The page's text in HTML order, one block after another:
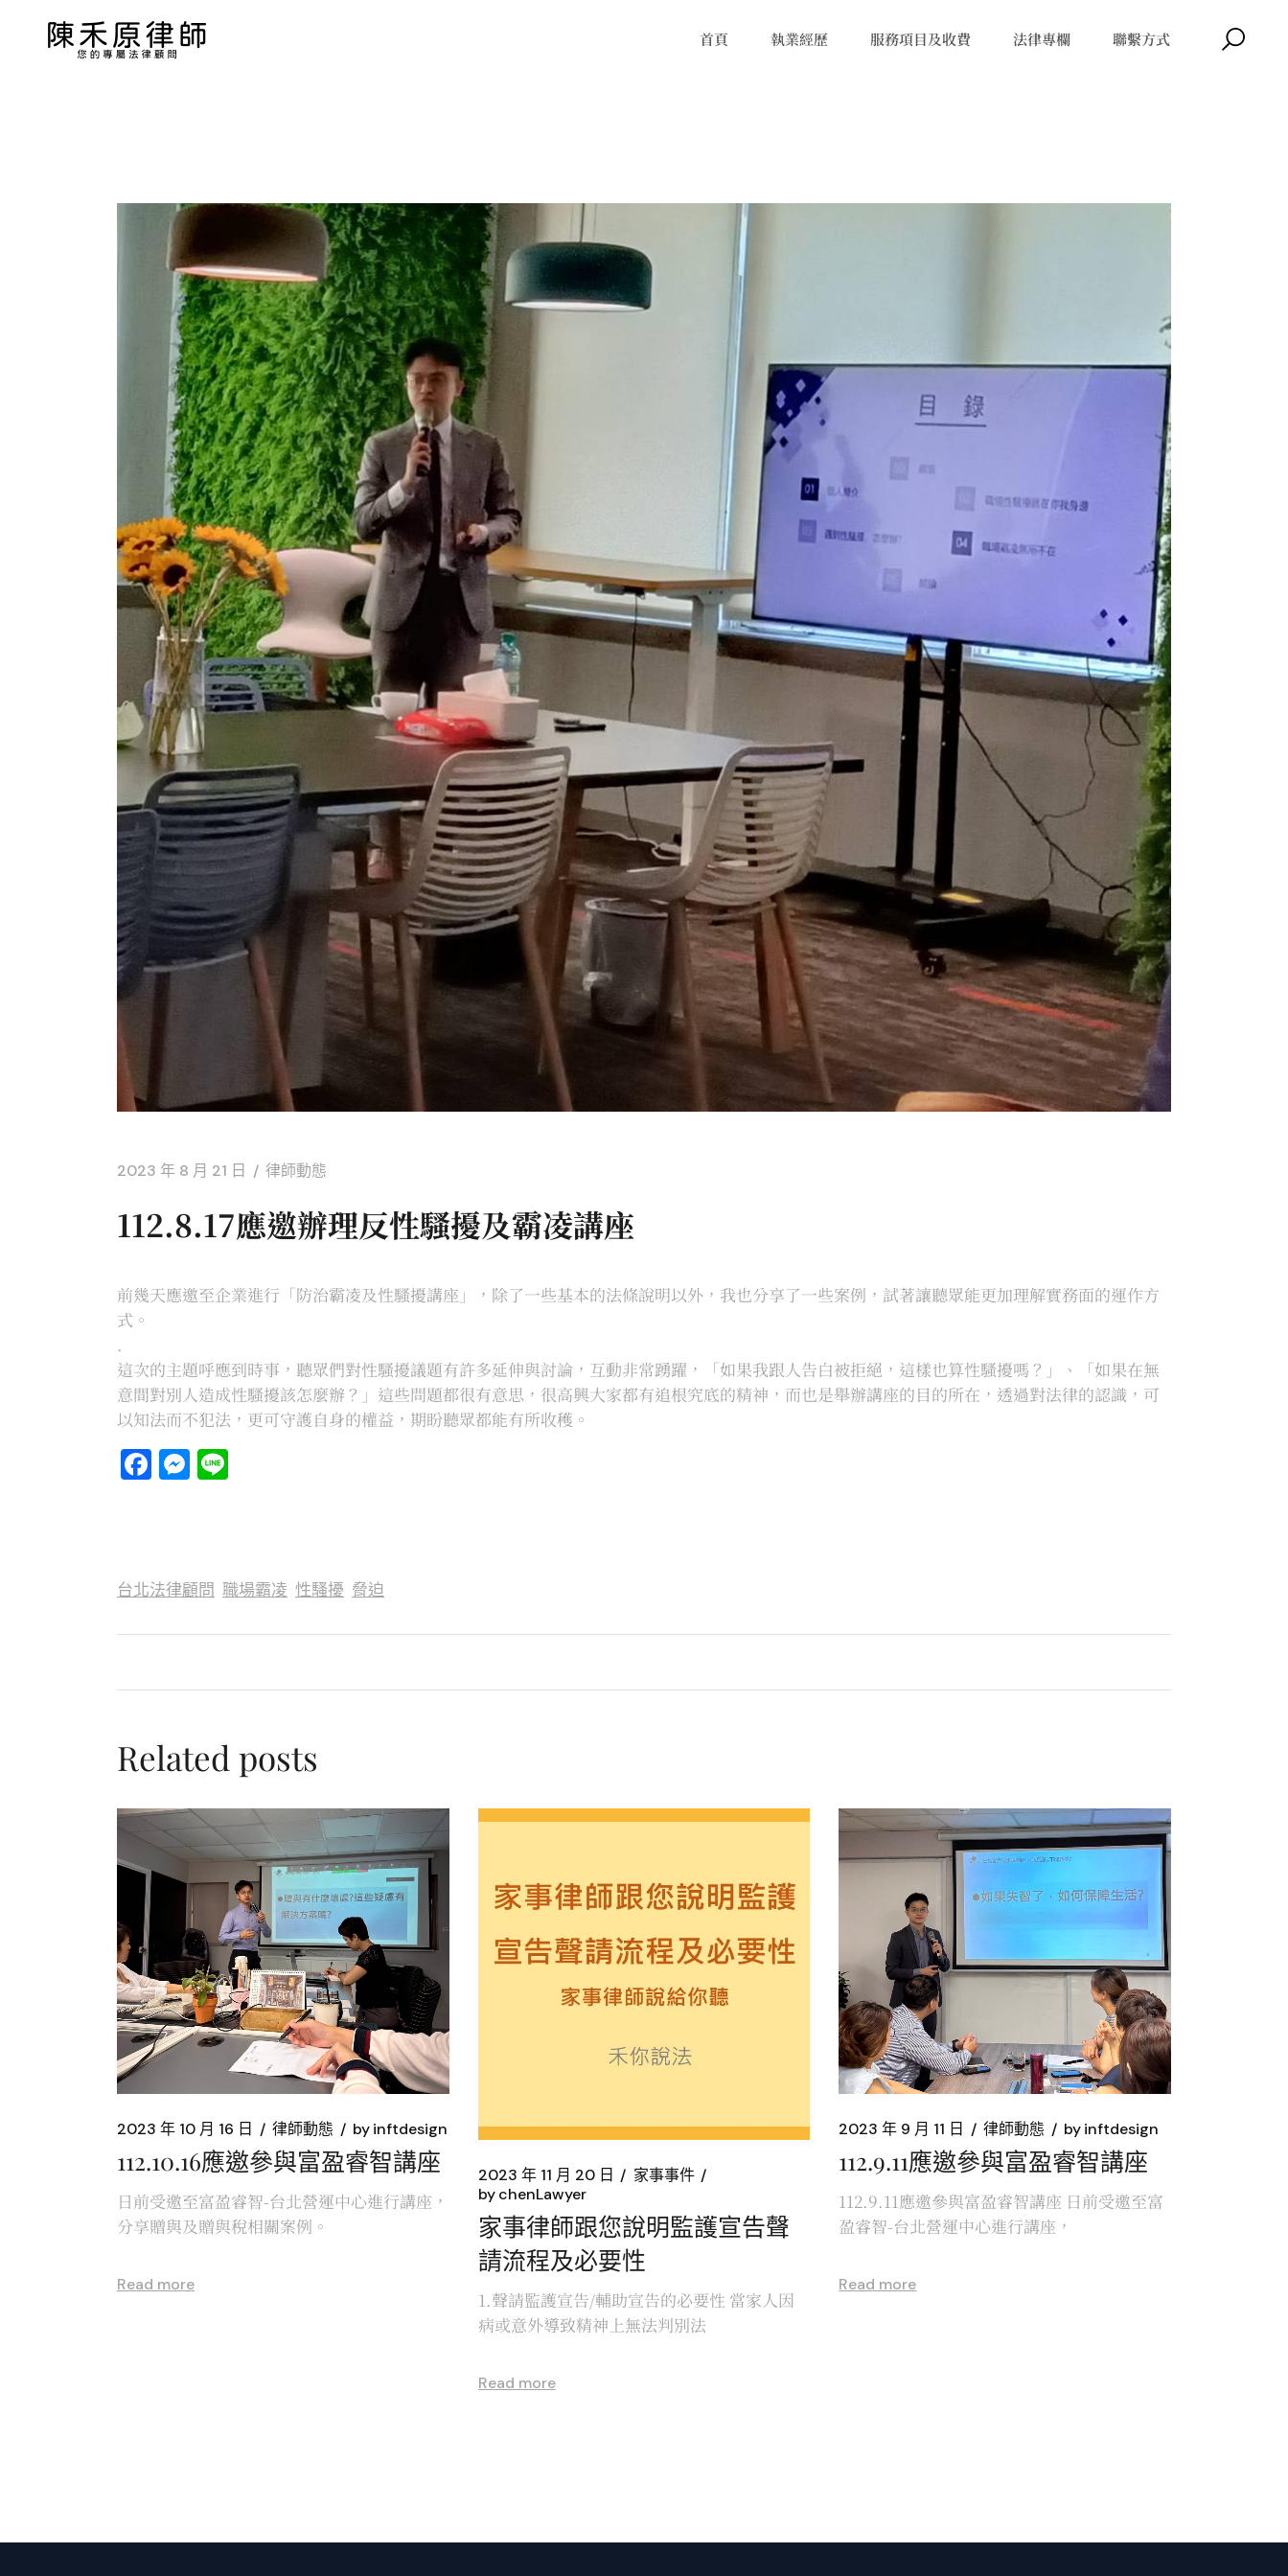
首頁 執業經歷 服務項目及收費 法律專欄 聯繫方式
2023 年 8 月 21 日 律師動態
112.8.17應邀辦理反性騷擾及霸凌講座
前幾天應邀至企業進行「防治霸凌及性騷擾講座」，除了一些基本的法條說明以外，我也分享了一些案例，試著讓聽眾能更加理解實務面的運作方
式。
.
這次的主題呼應到時事，聽眾們對性騷擾議題有許多延伸與討論，互動非常踴躍，「如果我跟人告白被拒絕，這樣也算性騷擾嗎？」、「如果在無
意間對別人造成性騷擾該怎麼辦？」這些問題都很有意思，很高興大家都有追根究底的精神，而也是舉辦講座的目的所在，透過對法律的認識，可
以知法而不犯法，更可守護自身的權益，期盼聽眾都能有所收穫。
Facebook
Messenger
台北法律顧問 職場霸凌 性騷擾 脅迫
Related posts
2023 年 10 月 16 日 律師動態 byinftdesign
112.10.16應邀參與富盈睿智講座
日前受邀至富盈睿智-台北營運中心進行講座，
分享贈與及贈與稅相關案例。
Read more
2023 年 11 月 20 日
家事事件
by chenLawyer
家事律師跟您說明監護宣告聲
請流程及必要性
1.聲請監護宣告/輔助宣告的必要性 當家人因
病或意外導致精神上無法判別法
Read more
2023 年 9 月 11 日 律師動態 byinftdesign
112.9.11應邀參與富盈睿智講座
112.9.11應邀參與富盈睿智講座 日前受邀至富
盈睿智-台北營運中心進行講座，
Read more